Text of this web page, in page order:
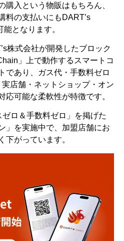
購入という物販はもちろん、
料の支払いにもDART’s
となります。
株式会社が開発したブロック
」上で動作するスマートコ
であり、ガス代・手数料ゼロ
店舗・ネットショップ・オン
応可能な柔軟性が特徴です。
ロ＆手数料ゼロ」を掲げた
」を実施中で、加盟店舗にお
下がっています。